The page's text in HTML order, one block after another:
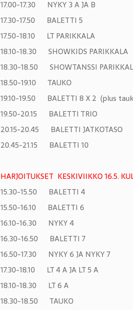
17.00-17.30 NYKY 3 A JA B
17.30-17.50 BALETTI 5
17.50-18.10 LT PARIKKALA
18.10-18.30 SHOWKIDS PARIKKALA
18.30-18.50 SHOWTANSSI
18.50-19.10 TAUKO
19.10-19.50 BALETTI 8 X 2 (plus
19.50-20.15 BALETTI TRIO
20.15-20.45 BALETTI JATKOTASO
20.45-21.15 BALETTI 10
HARJOITUKSET KESKIVIIKKO 16.5.
15.30-15.50 BALETTI 4
15.50-16.10 BALETTI 6
16.10-16.30 NYKY 4
16.30-16.50 BALETTI 7
16.50-17.30 NYKY 6 JA NYKY 7
17.30-18.10 LT 4 A JA LT 5 A
18.10-18.30 LT 6 A
18.30-18.50 TAUKO